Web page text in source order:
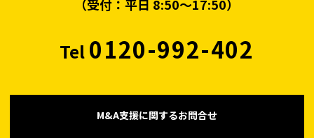
（受付：平日 8:50〜17:50）
Tel0120-992-402
M&A支援に関するお問合せ